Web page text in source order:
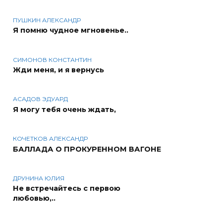
ПУШКИН АЛЕКСАНДР
Я помню чудное мгновенье..
СИМОНОВ КОНСТАНТИН
Жди меня, и я вернусь
АСАДОВ ЭДУАРД
Я могу тебя очень ждать,
КОЧЕТКОВ АЛЕКСАНДР
БАЛЛАДА О ПРОКУРЕННОМ ВАГОНЕ
ДРУНИНА ЮЛИЯ
Не встречайтесь с первою
любовью,..